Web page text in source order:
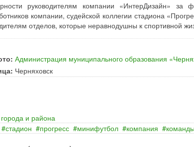
руководителям компании «ИнтерДизайн» за
компании, судейской коллегии стадиона
отделов, которые неравнодушны к спортивной
Администрация муниципального образования
Черняховск
и района
стадион прогресс минифутбол компания команды